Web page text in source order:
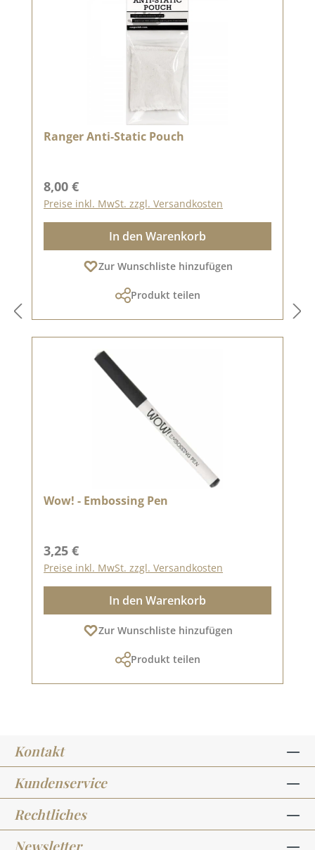
Ranger Anti-Static Pouch
Regulärer Preis:
8,00 €
Preise inkl. MwSt. zzgl. Versandkosten
In den Warenkorb
Zur Wunschliste hinzufügen
Produkt teilen
Wow! - Embossing Pen
Regulärer Preis:
3,25 €
Preise inkl. MwSt. zzgl. Versandkosten
In den Warenkorb
Zur Wunschliste hinzufügen
Produkt teilen
Kontakt
Kundenservice
Rechtliches
Newsletter